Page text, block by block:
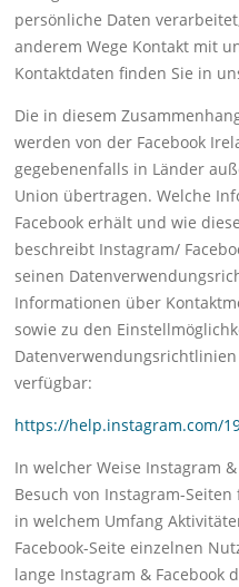
persönliche Daten
anderem Wege Kontakt mit
Kontaktdaten finden Sie in
Die in diesem
werden von der Facebook
gegebenenfalls in Länder
Union übertragen. Welche
Facebook erhält und wie
beschreibt Instagram/
seinen
Informationen über
sowie zu den
verfügbar:
https://help.instagram.com/
In welcher Weise Instagram
Besuch von Instagram-
in welchem Umfang
Facebook-Seite einzelnen
lange Instagram & Facebook